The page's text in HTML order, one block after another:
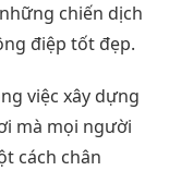
chiến dịch
điệp tốt đẹp.
việc xây dựng
mà mọi người
cách chân